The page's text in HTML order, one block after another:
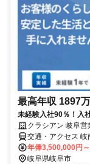
最高年収 1897
未経験入社90％！入
クラシアン 岐阜営
交通・アクセス
年俸3,500,000円
岐阜県岐阜市